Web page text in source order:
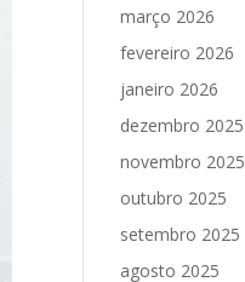
março 2026
fevereiro 2026
janeiro 2026
dezembro 2025
novembro 2025
outubro 2025
setembro 2025
agosto 2025